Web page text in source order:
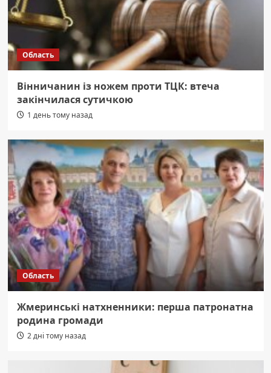
Область
Вінничанин із ножем проти ТЦК: втеча
закінчилася сутичкою
1 день тому назад
Область
Жмеринські натхненники: перша патронатна
родина громади
2 дні тому назад